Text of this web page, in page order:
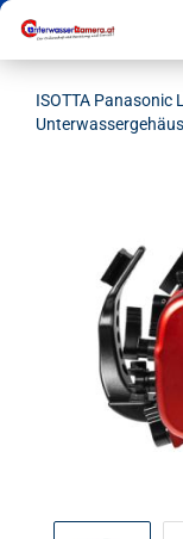
ISOTTA Panasonic